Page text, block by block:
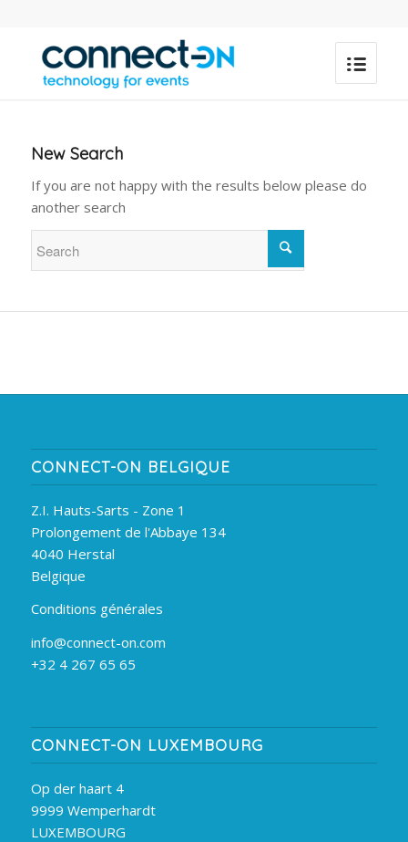
New Search
If you are not happy with the results below please do
another search
CONNECT-ON BELGIQUE
Z.I. Hauts-Sarts - Zone 1
Prolongement de l'Abbaye 134
4040 Herstal
Belgique
Conditions générales
info@connect-on.com
+32 4 267 65 65
CONNECT-ON LUXEMBOURG
Op der haart 4
9999 Wemperhardt
LUXEMBOURG